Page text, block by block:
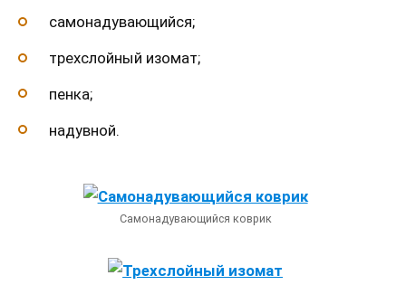
самонадувающийся;
трехслойный изомат;
пенка;
надувной.
Самонадувающийся коврик